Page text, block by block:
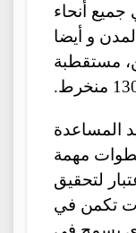
أنحاء
و أيضا
مستقطبة
المساعدة
مهمة
لتحقيق
تكمن في